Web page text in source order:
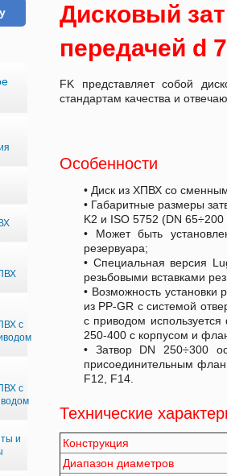
Дисковый
передачей d
FK представляет собой
стандартам качества и
Особенности
• Диск из ХПВХ со
• Габаритные размеры
K2 и ISO 5752 (DN
• Может быть
резервуара;
• Специальная версия
резьбовыми вставками
• Возможность установки
из PP-GR с системой
с приводом
250-400 с корпусом и
• Затвор DN 250÷300
присоединительным
F12, F14.
Технические
Конструкция
Диапазон диаметров
с
с
и